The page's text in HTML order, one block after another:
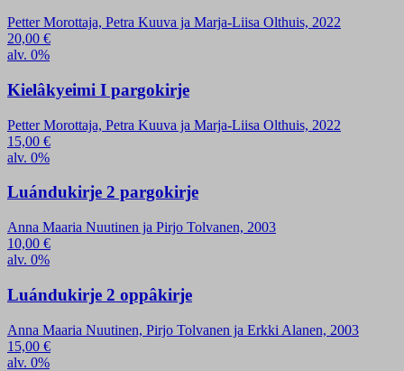
Petter Morottaja, Petra Kuuva ja Marja-Liisa Olthuis, 2022
20,00 €
alv. 0%
Kielâkyeimi I pargokirje
Petter Morottaja, Petra Kuuva ja Marja-Liisa Olthuis, 2022
15,00 €
alv. 0%
Luándukirje 2 pargokirje
Anna Maaria Nuutinen ja Pirjo Tolvanen, 2003
10,00 €
alv. 0%
Luándukirje 2 oppâkirje
Anna Maaria Nuutinen, Pirjo Tolvanen ja Erkki Alanen, 2003
15,00 €
alv. 0%